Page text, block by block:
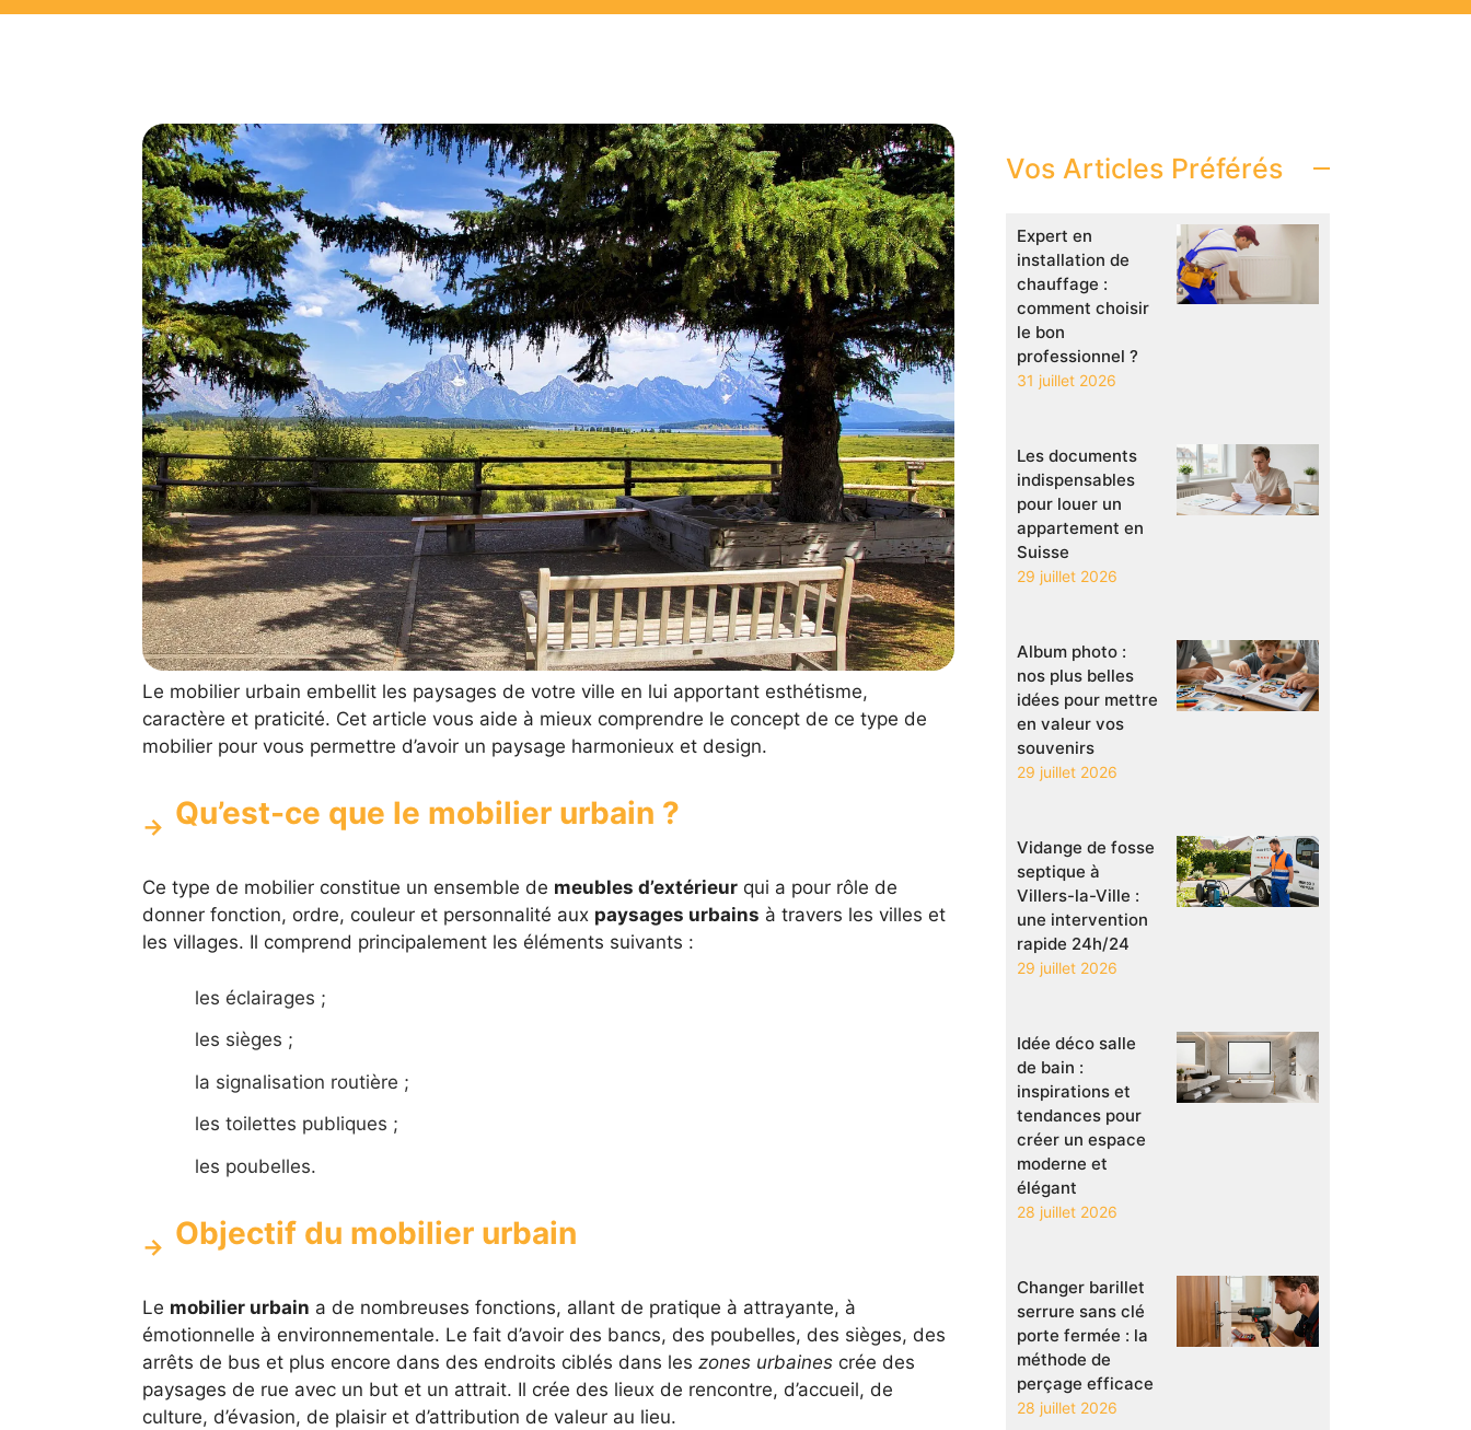
Le mobilier urbain embellit les paysages de votre ville en lui apportant esthétisme,
caractère et praticité. Cet article vous aide à mieux comprendre le concept de ce type de
mobilier pour vous permettre d’avoir un paysage harmonieux et design.
Qu’est-ce que le mobilier urbain ?
Ce type de mobilier constitue un ensemble de meubles d’extérieurqui a pour rôle de
donner fonction, ordre, couleur et personnalité aux paysages urbains à travers les villes et
les villages. Il comprend principalement les éléments suivants :
les éclairages ;
les sièges ;
la signalisation routière ;
les toilettes publiques ;
les poubelles.
Objectif du mobilier urbain
Le mobilier urbain a de nombreuses fonctions, allant de pratique à attrayante, à
émotionnelle à environnementale. Le fait d’avoir des bancs, des poubelles, des sièges, des
arrêts de bus et plus encore dans des endroits ciblés dans les zones urbainescrée des
paysages de rue avec un but et un attrait. Il crée des lieux de rencontre, d’accueil, de
culture, d’évasion, de plaisir et d’attribution de valeur au lieu.
Vos Articles Préférés
Expert en
installation de
chauffage :
comment choisir
le bon
professionnel ?
31 juillet 2026
Les documents
indispensables
pour louer un
appartement en
Suisse
29 juillet 2026
Album photo :
nos plus belles
idées pour mettre
en valeur vos
souvenirs
29 juillet 2026
Vidange de fosse
septique à
Villers-la-Ville :
une intervention
rapide 24h/24
29 juillet 2026
Idée déco salle
de bain :
inspirations et
tendances pour
créer un espace
moderne et
élégant
28 juillet 2026
Changer barillet
serrure sans clé
porte fermée : la
méthode de
perçage efficace
28 juillet 2026